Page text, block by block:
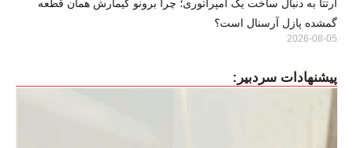
آرتتا به دنبال ساخت یک امپراتوری؛ چرا برونو گیمارش همان قطعه
گمشده پازل آرسنال است؟
2026-08-05
پیشنهادات سردبیر: